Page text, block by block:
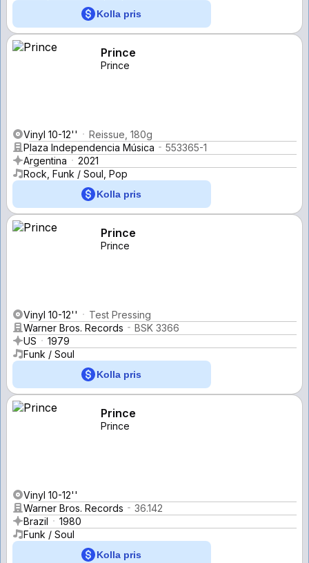
Kolla pris
Prince
Prince
Vinyl 10-12''
Reissue, 180g
Plaza Independencia Música
553365-1
Argentina
2021
Rock, Funk / Soul, Pop
Kolla pris
Prince
Prince
Vinyl 10-12''
Test Pressing
Warner Bros. Records
BSK 3366
US
1979
Funk / Soul
Kolla pris
Prince
Prince
Vinyl 10-12''
Warner Bros. Records
36.142
Brazil
1980
Funk / Soul
Kolla pris